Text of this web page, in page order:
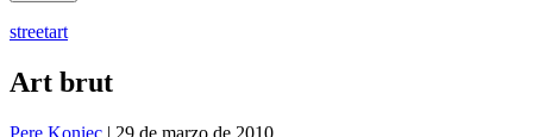
streetart
Art brut
Pere Koniec | 29 de marzo de 2010